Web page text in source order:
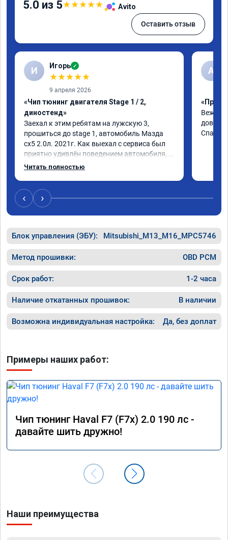
5.0 из 5★★★★★ Avito
Оставить отзыв
И Игорь ✓
★★★★★
9 апреля 2026
«Чип тюнинг двигателя Stage 1 / 2,
диностенд»
Заехал к этим ребятам на лужскую 3,
прошиться до stage 1, автомобиль Мазда
сх5 2.0л. 2021г. Как выехал с сервиса был
приятно удивлён поведением автомобиля,
педаль газа стала отзывчивее, и резче что
данную процедуру. Если ваш автомобиль
исправен и своевременно обслуживается, то
вреда это не нанесёт
Читать полностью
A
‹ ›
Блок управления (ЭБУ): Mitsubishi_M13_M16_MPC5746
Метод прошивки: OBD PCM
Срок работ: 1-2 часа
Наличие откатанных прошивок: В наличии
Возможна индивидуальная настройка: Да, без доплат
Примеры наших работ:
Чип тюнинг Haval F7 (F7x) 2.0 190 лс -
давайте шить дружно!
Наши преимущества